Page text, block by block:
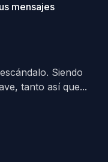
mensajes
Siendo
tanto así que...